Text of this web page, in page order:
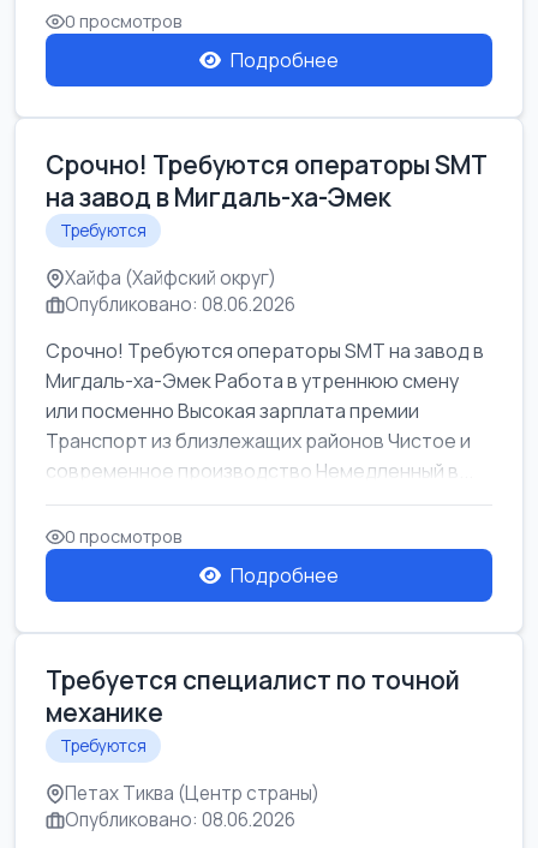
0 просмотров
Подробнее
Срочно! Требуются операторы SMT
на завод в Мигдаль-ха-Эмек
Требуются
Хайфа (Хайфский округ)
Опубликовано: 08.06.2026
Срочно! Требуются операторы SMT на завод в
Мигдаль-ха-Эмек Работа в утреннюю смену
или посменно Высокая зарплата премии
Транспорт из близлежащих районов Чистое и
современное производство Немедленный в...
0 просмотров
Подробнее
Требуется специалист по точной
механике
Требуются
Петах Тиква (Центр страны)
Опубликовано: 08.06.2026